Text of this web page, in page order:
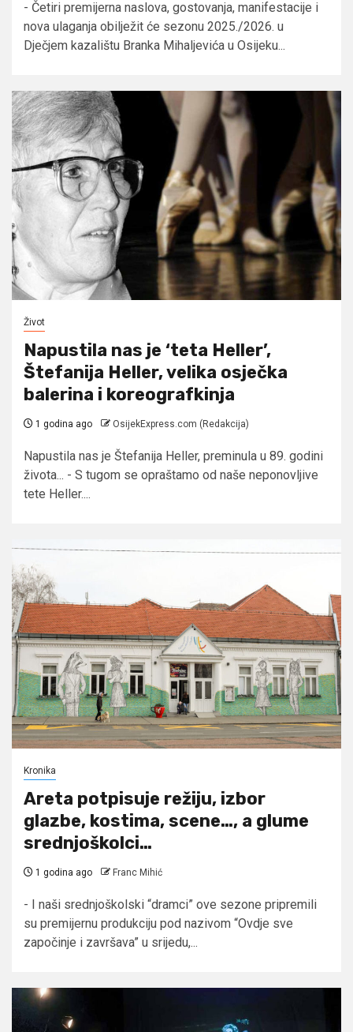
- Četiri premijerna naslova, gostovanja, manifestacije i
nova ulaganja obilježit će sezonu 2025./2026. u
Dječjem kazalištu Branka Mihaljevića u Osijeku...
Život
Napustila nas je ‘teta Heller’,
Štefanija Heller, velika osječka
balerina i koreografkinja
1 godina ago OsijekExpress.com (Redakcija)
Napustila nas je Štefanija Heller, preminula u 89. godini
života... - S tugom se opraštamo od naše neponovljive
tete Heller....
Kronika
Areta potpisuje režiju, izbor
glazbe, kostima, scene…, a glume
srednjoškolci…
1 godina ago Franc Mihić
- I naši srednjoškolski “dramci” ove sezone pripremili
su premijernu produkciju pod nazivom “Ovdje sve
započinje i završava” u srijedu,...